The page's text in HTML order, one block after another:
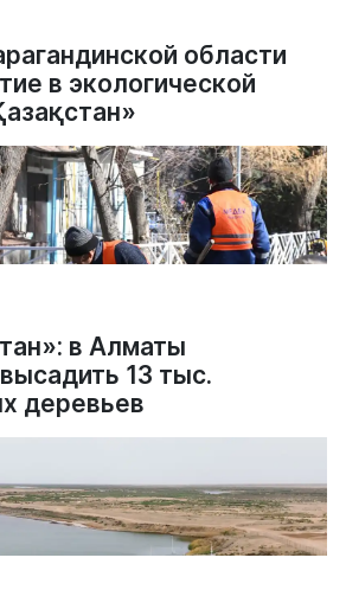
области
в экологической
в Алматы
13 тыс.
деревьев